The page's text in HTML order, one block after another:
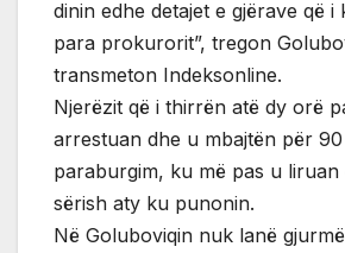
dinin edhe detajet e gjërave që i
para prokurorit”, tregon
transmeton Indeksonline.
Njerëzit që i thirrën atë dy orë
arrestuan dhe u mbajtën për 90
paraburgim, ku më pas u
sërish aty ku punonin.
Në Goluboviqin nuk lanë